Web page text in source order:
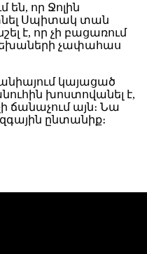
են, որ Ջոլին
Սպիտակ տան
է, որ չի բացառում
չափահաս
կայացած
խոստովանել է,
ճանաչում այն։ Նա
ընտանիք։